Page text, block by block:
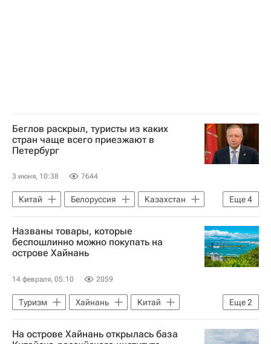
Беглов раскрыл, туристы из каких
стран чаще всего приезжают в
Петербург
3 июня, 10:38 7644
Еще4
Китай Белоруссия
Казахстан
Александр Беглов
Пулково (аэропорт)
Санкт-Петербург
ПМЭФ-2026
Названы товары, которые
беспошлинно можно покупать на
острове Хайнань
14 февраля, 05:10 2059
Еще2
Туризм Хайнань
Китай
Хайкоу
Ассоциация туроператоров России (АТОР)
На острове Хайнань открылась база